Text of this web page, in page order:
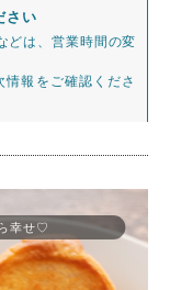
さい
どは、営業時間の変
報をご確認くださ
幸せ♡